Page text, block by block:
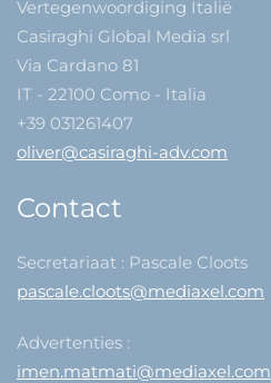
Vertegenwoordiging Italië
Casiraghi Global Media srl
Via Cardano 81
IT - 22100 Como - Italia
+39 031261407
oliver@casiraghi-adv.com
Contact
Secretariaat : Pascale Cloots
pascale.cloots@mediaxel.com
Advertenties :
imen.matmati@mediaxel.com